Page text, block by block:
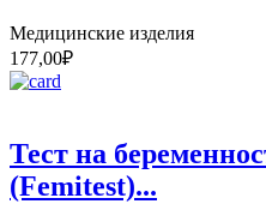
Медицинские изделия
177,00₽
Тест на
(Femitest)...